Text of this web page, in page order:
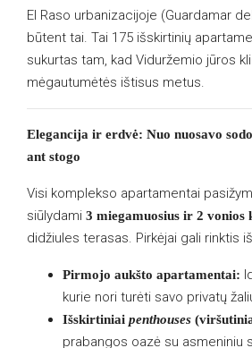
El Raso urbanizacijoje (Guardamar
būtent tai. Tai 175 išskirtinių
sukurtas tam, kad Viduržemio jūros
mėgautumėtės ištisus metus.
Elegancija ir erdvė: Nuo nuosavo
ant stogo
Visi komplekso apartamentai
siūlydami 3 miegamuosius ir 2 vonios
didžiules terasas. Pirkėjai gali rinktis
Pirmojo aukšto apartamentai:
kurie nori turėti savo privatų
Išskirtiniai penthouses
prabangos oazė su asmeniniu